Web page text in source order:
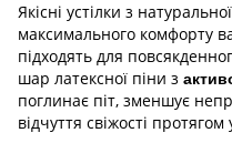
Якісні устілки з
максимального комфорту
підходять для
шар латексної піни з
поглинає піт, зменшує
відчуття свіжості протягом